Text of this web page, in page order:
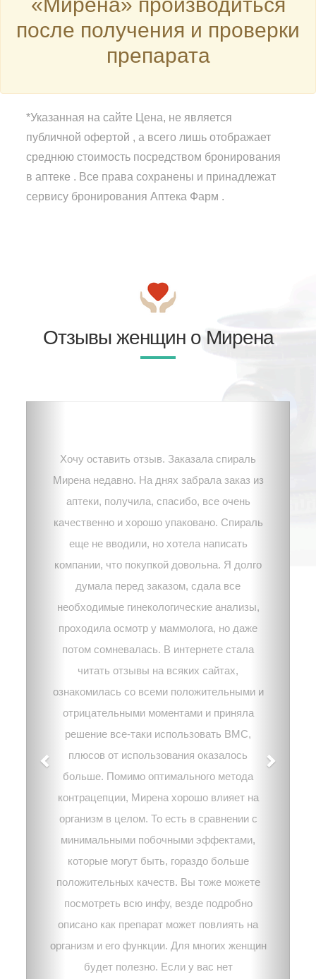
«Мирена» производиться
после получения и проверки
препарата
*Указанная на сайте Цена, не является
публичной офертой , а всего лишь отображает
среднюю стоимость посредством бронирования
в аптеке . Все права сохранены и принадлежат
сервису бронирования Аптека Фарм .
Отзывы женщин о Мирена
Хочу оставить отзыв. Заказала спираль
Мирена недавно. На днях забрала заказ из
аптеки, получила, спасибо, все очень
качественно и хорошо упаковано. Спираль
еще не вводили, но хотела написать
компании, что покупкой довольна. Я долго
думала перед заказом, сдала все
необходимые гинекологические анализы,
проходила осмотр у маммолога, но даже
потом сомневалась. В интернете стала
читать отзывы на всяких сайтах,
ознакомилась со всеми положительными и
отрицательными моментами и приняла
решение все-таки использовать ВМС,
плюсов от использования оказалось
больше. Помимо оптимального метода
контрацепции, Мирена хорошо влияет на
организм в целом. То есть в сравнении с
минимальными побочными эффектами,
которые могут быть, гораздо больше
положительных качеств. Вы тоже можете
посмотреть всю инфу, везде подробно
описано как препарат может повлиять на
организм и его функции. Для многих женщин
будет полезно. Если у вас нет